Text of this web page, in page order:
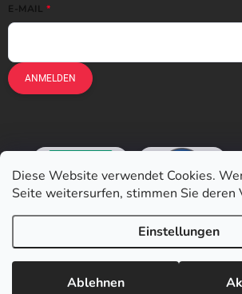
Diese Website verwendet Cookies.
Seite weitersurfen, stimmen Sie deren
Einstellungen
Ablehnen
E-MAIL
ANMELDEN
Copyright 2026 . Alle Rechte